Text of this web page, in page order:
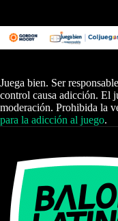
Juega bien. Ser
control causa adicción. El
moderación. Prohibida la
para la adicción al juego.